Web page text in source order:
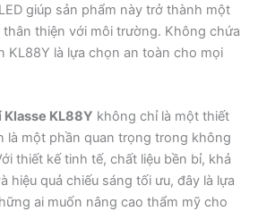
giúp sản phẩm này trở thành một
thân thiện với môi trường. Không chứa
KL88Y là lựa chọn an toàn cho mọi
KL88Y không chỉ là một thiết
là một phần quan trọng trong không
thiết kế tinh tế, chất liệu bền bỉ, khả
hiệu quả chiếu sáng tối ưu, đây là lựa
ai muốn nâng cao thẩm mỹ cho